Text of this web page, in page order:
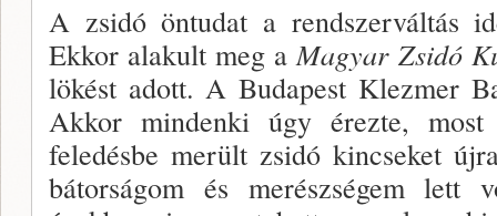
A zsidó öntudat a rendszerváltás
Ekkor alakult meg aMagyar Zsidó
lökést adott. A Budapest Klezmer
Ak­kor mindenki úgy érezte,
feledésbe merült zsidó kin­cseket
bátorságom és merészségem lett